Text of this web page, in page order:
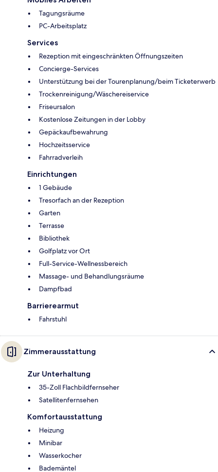
Tagungsräume
PC-Arbeitsplatz
Services
Rezeption mit eingeschränkten Öffnungszeiten
Concierge-Services
Unterstützung bei der Tourenplanung/beim Ticketerwerb
Trockenreinigung/Wäschereiservice
Friseursalon
Kostenlose Zeitungen in der Lobby
Gepäckaufbewahrung
Hochzeitsservice
Fahrradverleih
Einrichtungen
1 Gebäude
Tresorfach an der Rezeption
Garten
Terrasse
Bibliothek
Golfplatz vor Ort
Full-Service-Wellnessbereich
Massage- und Behandlungsräume
Dampfbad
Barrierearmut
Fahrstuhl
Zimmerausstattung
Zur Unterhaltung
35-Zoll Flachbildfernseher
Satellitenfernsehen
Komfortausstattung
Heizung
Minibar
Wasserkocher
Bademäntel